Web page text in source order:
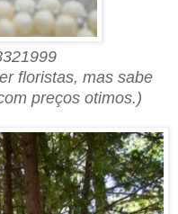
floristas, mas sabe
preços otimos.)